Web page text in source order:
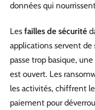
données qui
Les failles de sécurité
applications servent de
passe trop basique,
est ouvert. Les
les activités, chiffrent
paiement pour